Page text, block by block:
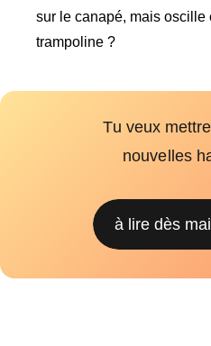
sur le canapé, mais oscille
trampoline ?
Tu veux
nouvelles
à lire dès